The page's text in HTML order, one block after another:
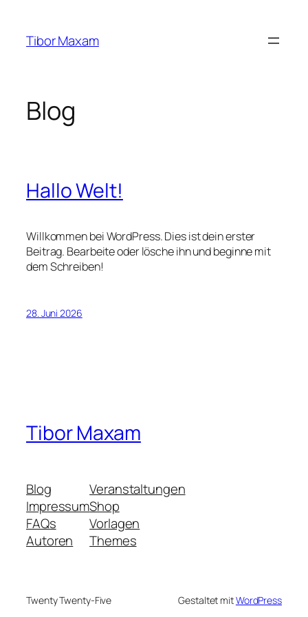
springen
Tibor Maxam
Blog
Hallo Welt!
Willkommen bei WordPress. Dies ist dein erster
Beitrag. Bearbeite oder lösche ihn und beginne mit
dem Schreiben!
28. Juni 2026
Tibor Maxam
Blog
Impressum
FAQs
Autoren
Veranstaltungen
Shop
Vorlagen
Themes
Twenty Twenty-Five Gestaltet mitWordPress